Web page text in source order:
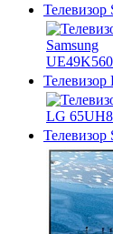
Телевизор
Телевизор